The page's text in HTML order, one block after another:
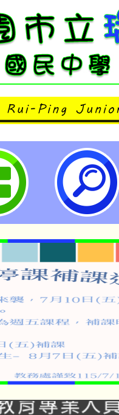
者：徐嘉
教案入校路
育專業人